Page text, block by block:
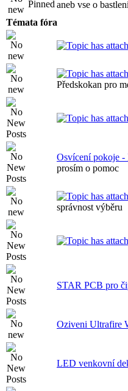
aneb vse o
Témata fóra
Předskokan pro
Osvícení pokoje
prosím o pomoc
správnost výběru
STAR PCB pro
Oziveni Ultrafire
LED venkovní